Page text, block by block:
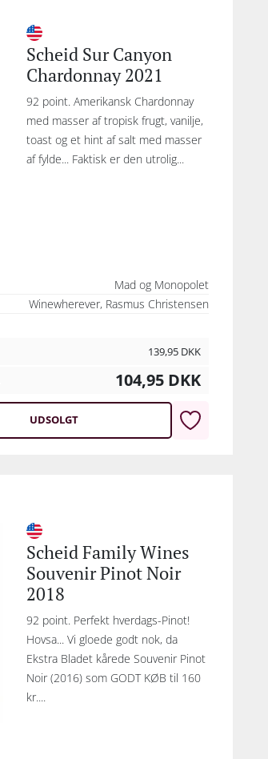
Scheid Sur Canyon
Chardonnay 2021
92 point. Amerikansk Chardonnay
med masser af tropisk frugt, vanilje,
toast og et hint af salt med masser
af fylde... Faktisk er den utrolig...
Mad og Monopolet
Winewherever, Rasmus Christensen
139,95 DKK
104,95 DKK
UDSOLGT
Scheid Family Wines
Souvenir Pinot Noir
2018
92 point. Perfekt hverdags-Pinot!
Hovsa... Vi gloede godt nok, da
Ekstra Bladet kårede Souvenir Pinot
Noir (2016) som GODT KØB til 160
kr....